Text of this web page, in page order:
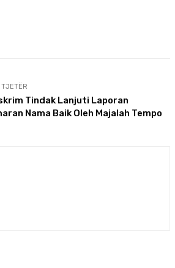
Tindak Lanjuti Laporan
Nama Baik Oleh Majalah Tempo